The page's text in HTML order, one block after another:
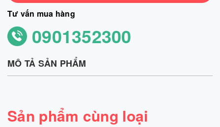
Tư vấn mua hàng
0901352300
MÔ TẢ SẢN PHẨM
Sản phẩm cùng loại